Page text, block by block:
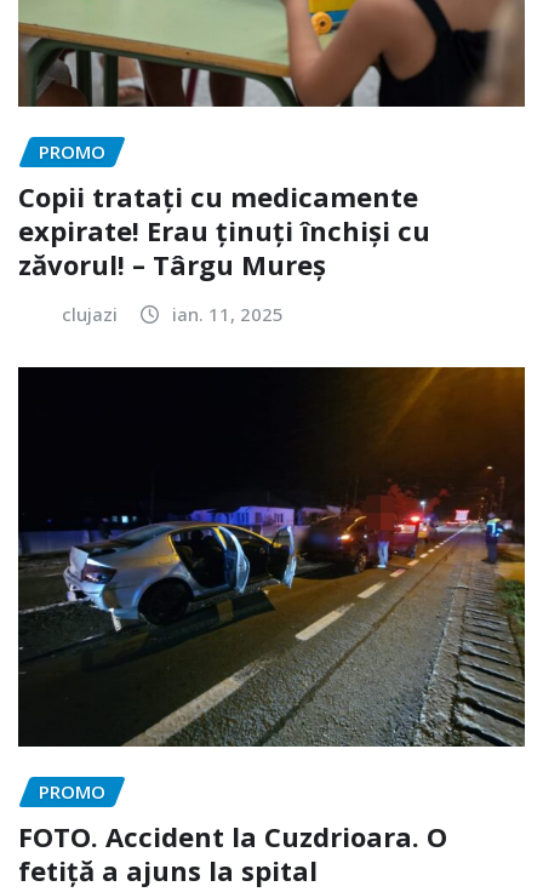
PROMO
Copii tratați cu medicamente
expirate! Erau ținuți închiși cu
zăvorul! – Târgu Mureș
clujazi ian. 11, 2025
PROMO
FOTO. Accident la Cuzdrioara. O
fetiță a ajuns la spital